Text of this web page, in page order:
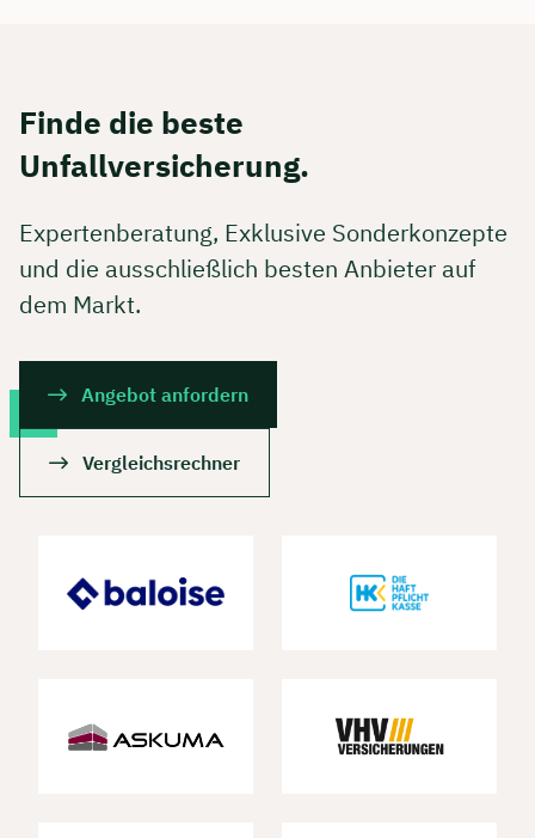
Finde die beste
Unfallversicherung.
Expertenberatung, Exklusive Sonderkonzepte
und die ausschließlich besten Anbieter auf
dem Markt.
Angebot anfordern
Vergleichsrechner